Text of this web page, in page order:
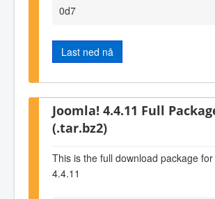
0d7
Last ned nå
Joomla! 4.4.11 Full
(.tar.bz2)
This is the full download package
4.4.11